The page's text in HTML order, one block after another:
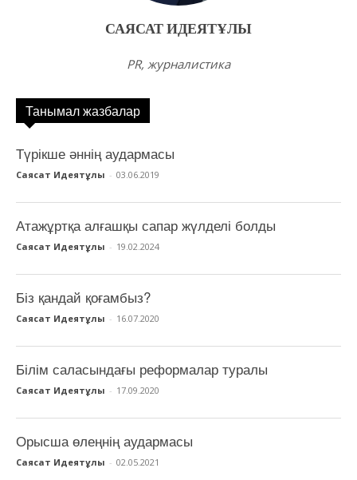
САЯСАТ ИДЕЯТҰЛЫ
PR, журналистика
Танымал жазбалар
Түрікше әннің аудармасы
Саясат Идеятұлы - 03.06.2019
Атажұртқа алғашқы сапар жүлделі болды
Саясат Идеятұлы - 19.02.2024
Біз қандай қоғамбыз?
Саясат Идеятұлы - 16.07.2020
Білім саласындағы реформалар туралы
Саясат Идеятұлы - 17.09.2020
Орысша өлеңнің аудармасы
Саясат Идеятұлы - 02.05.2021